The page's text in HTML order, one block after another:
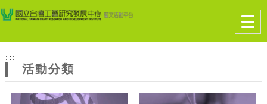
網
站
主
跳到主要內容
網站導覽
:::
活動分類